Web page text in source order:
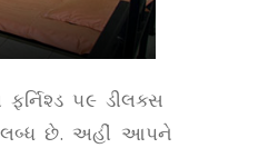
૫૯ ડીલક્સ
છે. અહીં આપને